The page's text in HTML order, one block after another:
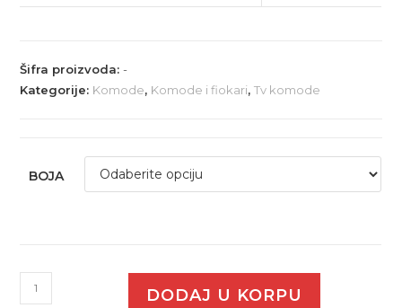
Šifra proizvoda:-
Kategorije: Komode, Komode i fiokari,Tv komode
BOJA
DODAJ U KORPU